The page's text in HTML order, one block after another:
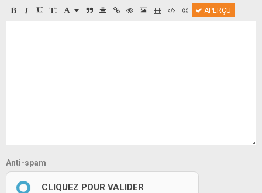
APERÇU
Anti-spam
CLIQUEZ POUR VALIDER